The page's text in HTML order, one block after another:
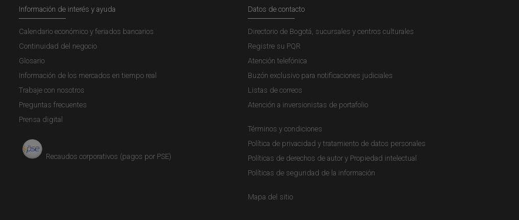
Información de interés y ayuda
Calendario económico y feriados bancarios
Continuidad del negocio
Glosario
Información de los mercados en tiempo real
Trabaje con nosotros
Preguntas frecuentes
Prensa digital
Recaudos corporativos (pagos por PSE)
Datos de contacto
Directorio de Bogotá, sucursales y centros culturales
Registre su PQR
Atención telefónica
Buzón exclusivo para notificaciones judiciales
Listas de correos
Atención a inversionistas de portafolio
Términos y condiciones
Política de privacidad y tratamiento de datos personales
Políticas de derechos de autor y Propiedad intelectual
Políticas de seguridad de la información
Mapa del sitio